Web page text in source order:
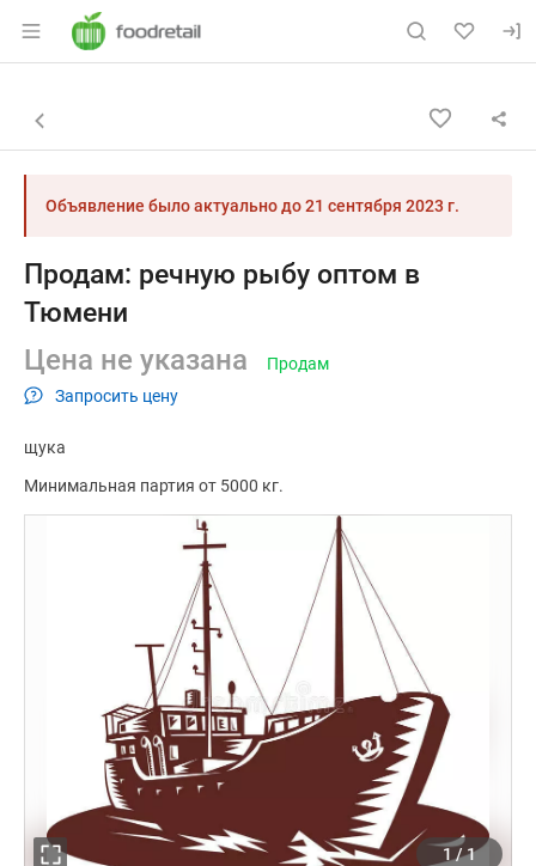
Раздел навигации по сайту
Объявление: Продам: речную
Навигация и управление объявлением
Назад к списку объявлений
Объявление было актуально до21 сентября 2023 г.
Продам: речную рыбу оптом в
Тюмени
Цена не указана
Запросить цену
Продам
щука
Минимальная партия от 5000 кг.
1 /1